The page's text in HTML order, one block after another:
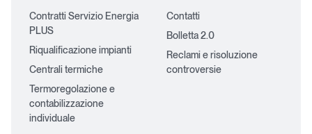
Contratti Servizio Energia
PLUS
Riqualificazione impianti
Centrali termiche
Termoregolazione e
contabilizzazione
individuale
Contatti
Bolletta 2.0
Reclami e risoluzione
controversie